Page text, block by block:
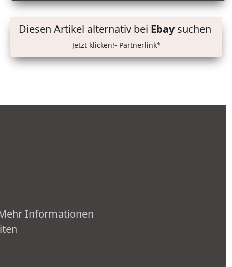
Diesen Artikel alternativ bei Ebaysuchen
Jetzt klicken!- Partnerlink*
Informationen